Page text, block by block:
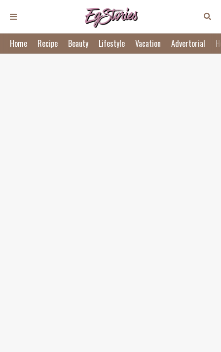
Home Recipe Beauty Lifestyle Vacation Advertorial